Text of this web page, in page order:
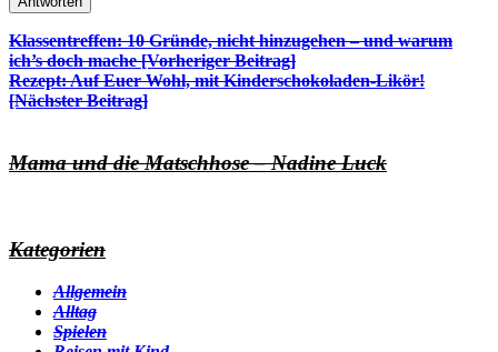
Beitrags-
Navigation
Klassentreffen: 10 Gründe, nicht hinzugehen – und warum
ich’s doch mache [Vorheriger Beitrag]
Rezept: Auf Euer Wohl, mit Kinderschokoladen-Likör!
[Nächster Beitrag]
Mama und die Matschhose – Nadine Luck
Kategorien
Allgemein
Alltag
Spielen